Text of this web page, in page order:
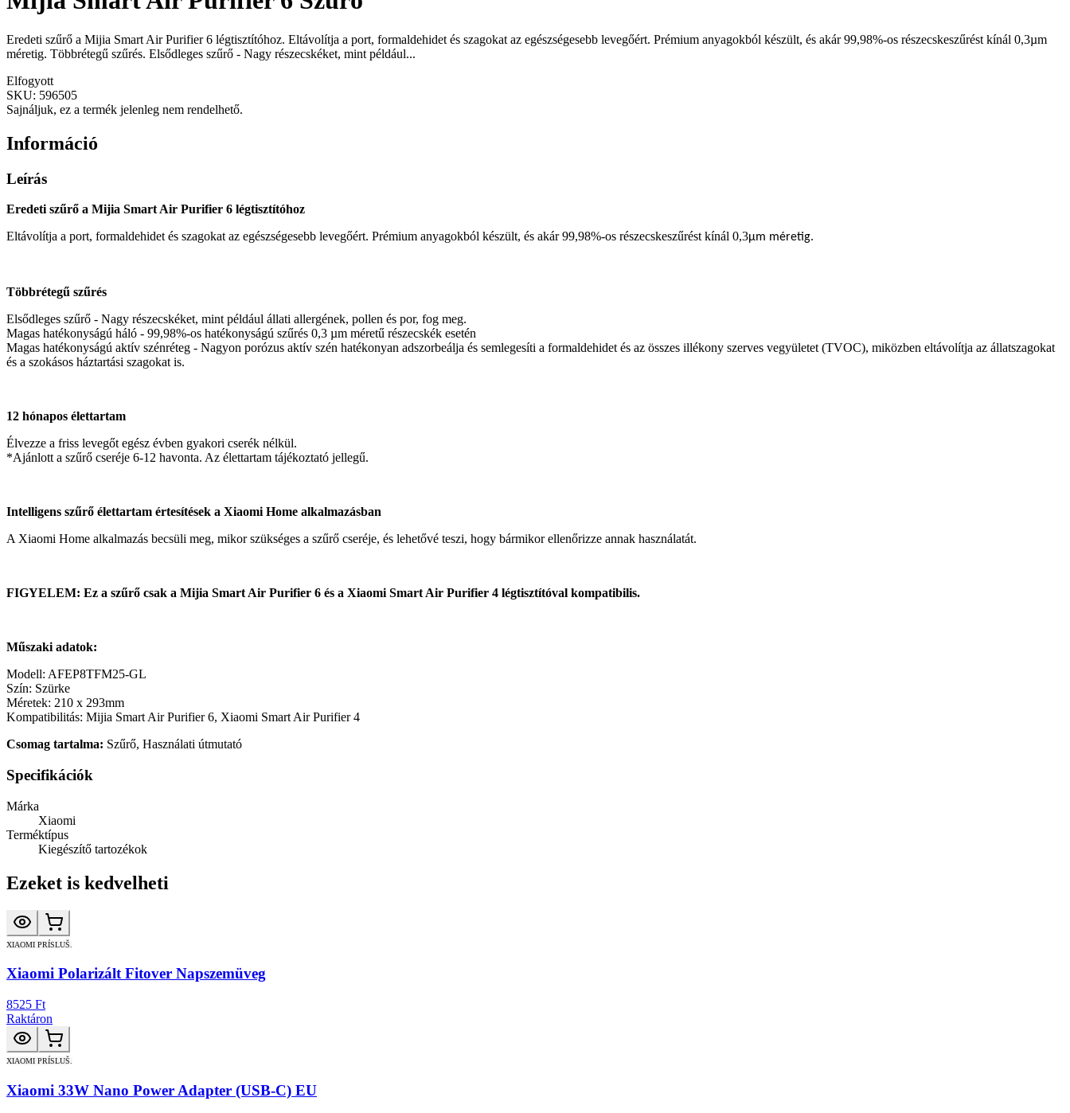
Eredeti szűrő a Mijia Smart Air Purifier 6 légtisztítóhoz. Eltávolítja a port, formaldehidet és szagokat az egészségesebb levegőért. Prémium anyagokból készült, és akár 99,98%-os részecskeszűrést kínál 0,3µm
méretig. Többrétegű szűrés. Elsődleges szűrő - Nagy részecskéket, mint például...
Elfogyott
SKU: 596505
Sajnáljuk, ez a termék jelenleg nem rendelhető.
Információ
Leírás
Eredeti szűrő a Mijia Smart Air Purifier 6 légtisztítóhoz
Eltávolítja a port, formaldehidet és szagokat az egészségesebb levegőért. Prémium anyagokból készült, és akár 99,98%-os részecskeszűrést kínál 0,3µm méretig.
Többrétegű szűrés
Elsődleges szűrő - Nagy részecskéket, mint például állati allergének, pollen és por, fog meg.
Magas hatékonyságú háló - 99,98%-os hatékonyságú szűrés 0,3 µm méretű részecskék esetén
Magas hatékonyságú aktív szénréteg - Nagyon porózus aktív szén hatékonyan adszorbeálja és semlegesíti a formaldehidet és az összes illékony szerves vegyületet (TVOC), miközben eltávolítja az állatszagokat
és a szokásos háztartási szagokat is.
12 hónapos élettartam
Élvezze a friss levegőt egész évben gyakori cserék nélkül.
*Ajánlott a szűrő cseréje 6-12 havonta. Az élettartam tájékoztató jellegű.
Intelligens szűrő élettartam értesítések a Xiaomi Home alkalmazásban
A Xiaomi Home alkalmazás becsüli meg, mikor szükséges a szűrő cseréje, és lehetővé teszi, hogy bármikor ellenőrizze annak használatát.
FIGYELEM: Ez a szűrő csak a Mijia Smart Air Purifier 6 és a Xiaomi Smart Air Purifier 4 légtisztítóval kompatibilis.
Műszaki adatok:
Modell: AFEP8TFM25-GL
Szín: Szürke
Méretek: 210 x 293mm
Kompatibilitás: Mijia Smart Air Purifier 6, Xiaomi Smart Air Purifier 4
Csomag tartalma: Szűrő, Használati útmutató
Specifikációk
Márka
Xiaomi
Terméktípus
Kiegészítő tartozékok
Ezeket is kedvelheti
XIAOMI PRÍSLUŠ.
Xiaomi Polarizált Fitover Napszemüveg
8525 Ft
Raktáron
XIAOMI PRÍSLUŠ.
Xiaomi 33W Nano Power Adapter (USB-C) EU